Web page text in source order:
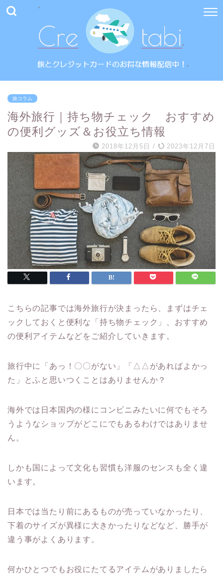
旅コラム
海外旅行｜持ち物チェック おすすめ
の便利グッズ＆お役立ち情報
2018年12月5日 / 2023年12月7日
こちらの記事では海外旅行が決まったら、まずはチェ
ックしておくと便利な「持ち物チェック」、おすすめ
の便利アイテムなどをご紹介していきます。
旅行中に「あっ！〇〇がない」「△△があればよかっ
た」とふと思いつくことはありませんか？
海外では日本国内の様にコンビニみたいに何でもそろ
うようなショップがどこにでもあるわけではありませ
ん。
しかも国によって文化も習慣も洋服のセンスも全く違
います。
日本では当たり前にあるものが売っていなかったり、
下着のサイズが異様に大きかったりなどなど、勝手が
違う事がよくあります。
何かひとつでもお役にたてるアイテムがありましたら